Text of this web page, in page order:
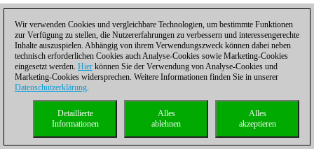
Wir verwenden Cookies und vergleichbare Technologien, um bestimmte Funktionen
zur Verfügung zu stellen, die Nutzererfahrungen zu verbessern und interessengerechte
Inhalte auszuspielen. Abhängig von ihrem Verwendungszweck können dabei neben
technisch erforderlichen Cookies auch Analyse-Cookies sowie Marketing-Cookies
eingesetzt werden. Hier können Sie der Verwendung von Analyse-Cookies und
Marketing-Cookies widersprechen. Weitere Informationen finden Sie in unserer
Datenschutzerklärung.
Alles
akzeptieren
Alles
ablehnen
Detaillierte
Informationen